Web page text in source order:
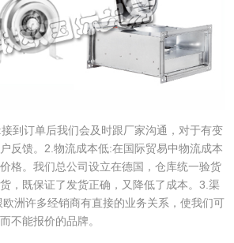
到订单后我们会及时跟厂家沟通，对于有变
反馈。2.物流成本低:在国际贸易中物流成本
格。我们总公司设立在德国，仓库统一验货
，既保证了发货正确，又降低了成本。3.渠
洲许多经销商有直接的业务关系，使我们可
不能报价的品牌。